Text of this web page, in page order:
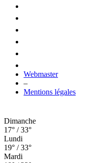
Webmaster
–
Mentions légales
Dimanche
17° / 33°
Lundi
19° / 33°
Mardi